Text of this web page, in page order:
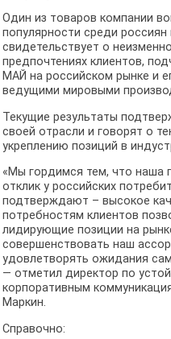
Один из товаров компании
популярности среди россиян
свидетельствует о
предпочтениях клиентов,
МАЙ на российском рынке и
ведущими мировыми
Текущие результаты
своей отрасли и говорят о
укреплению позиций в
«Мы гордимся тем, что наша
отклик у российских
подтверждают – высокое
потребностям клиентов
лидирующие позиции на
совершенствовать наш
удовлетворять ожидания
— отметил директор по
корпоративным
Маркин.
Справочно: